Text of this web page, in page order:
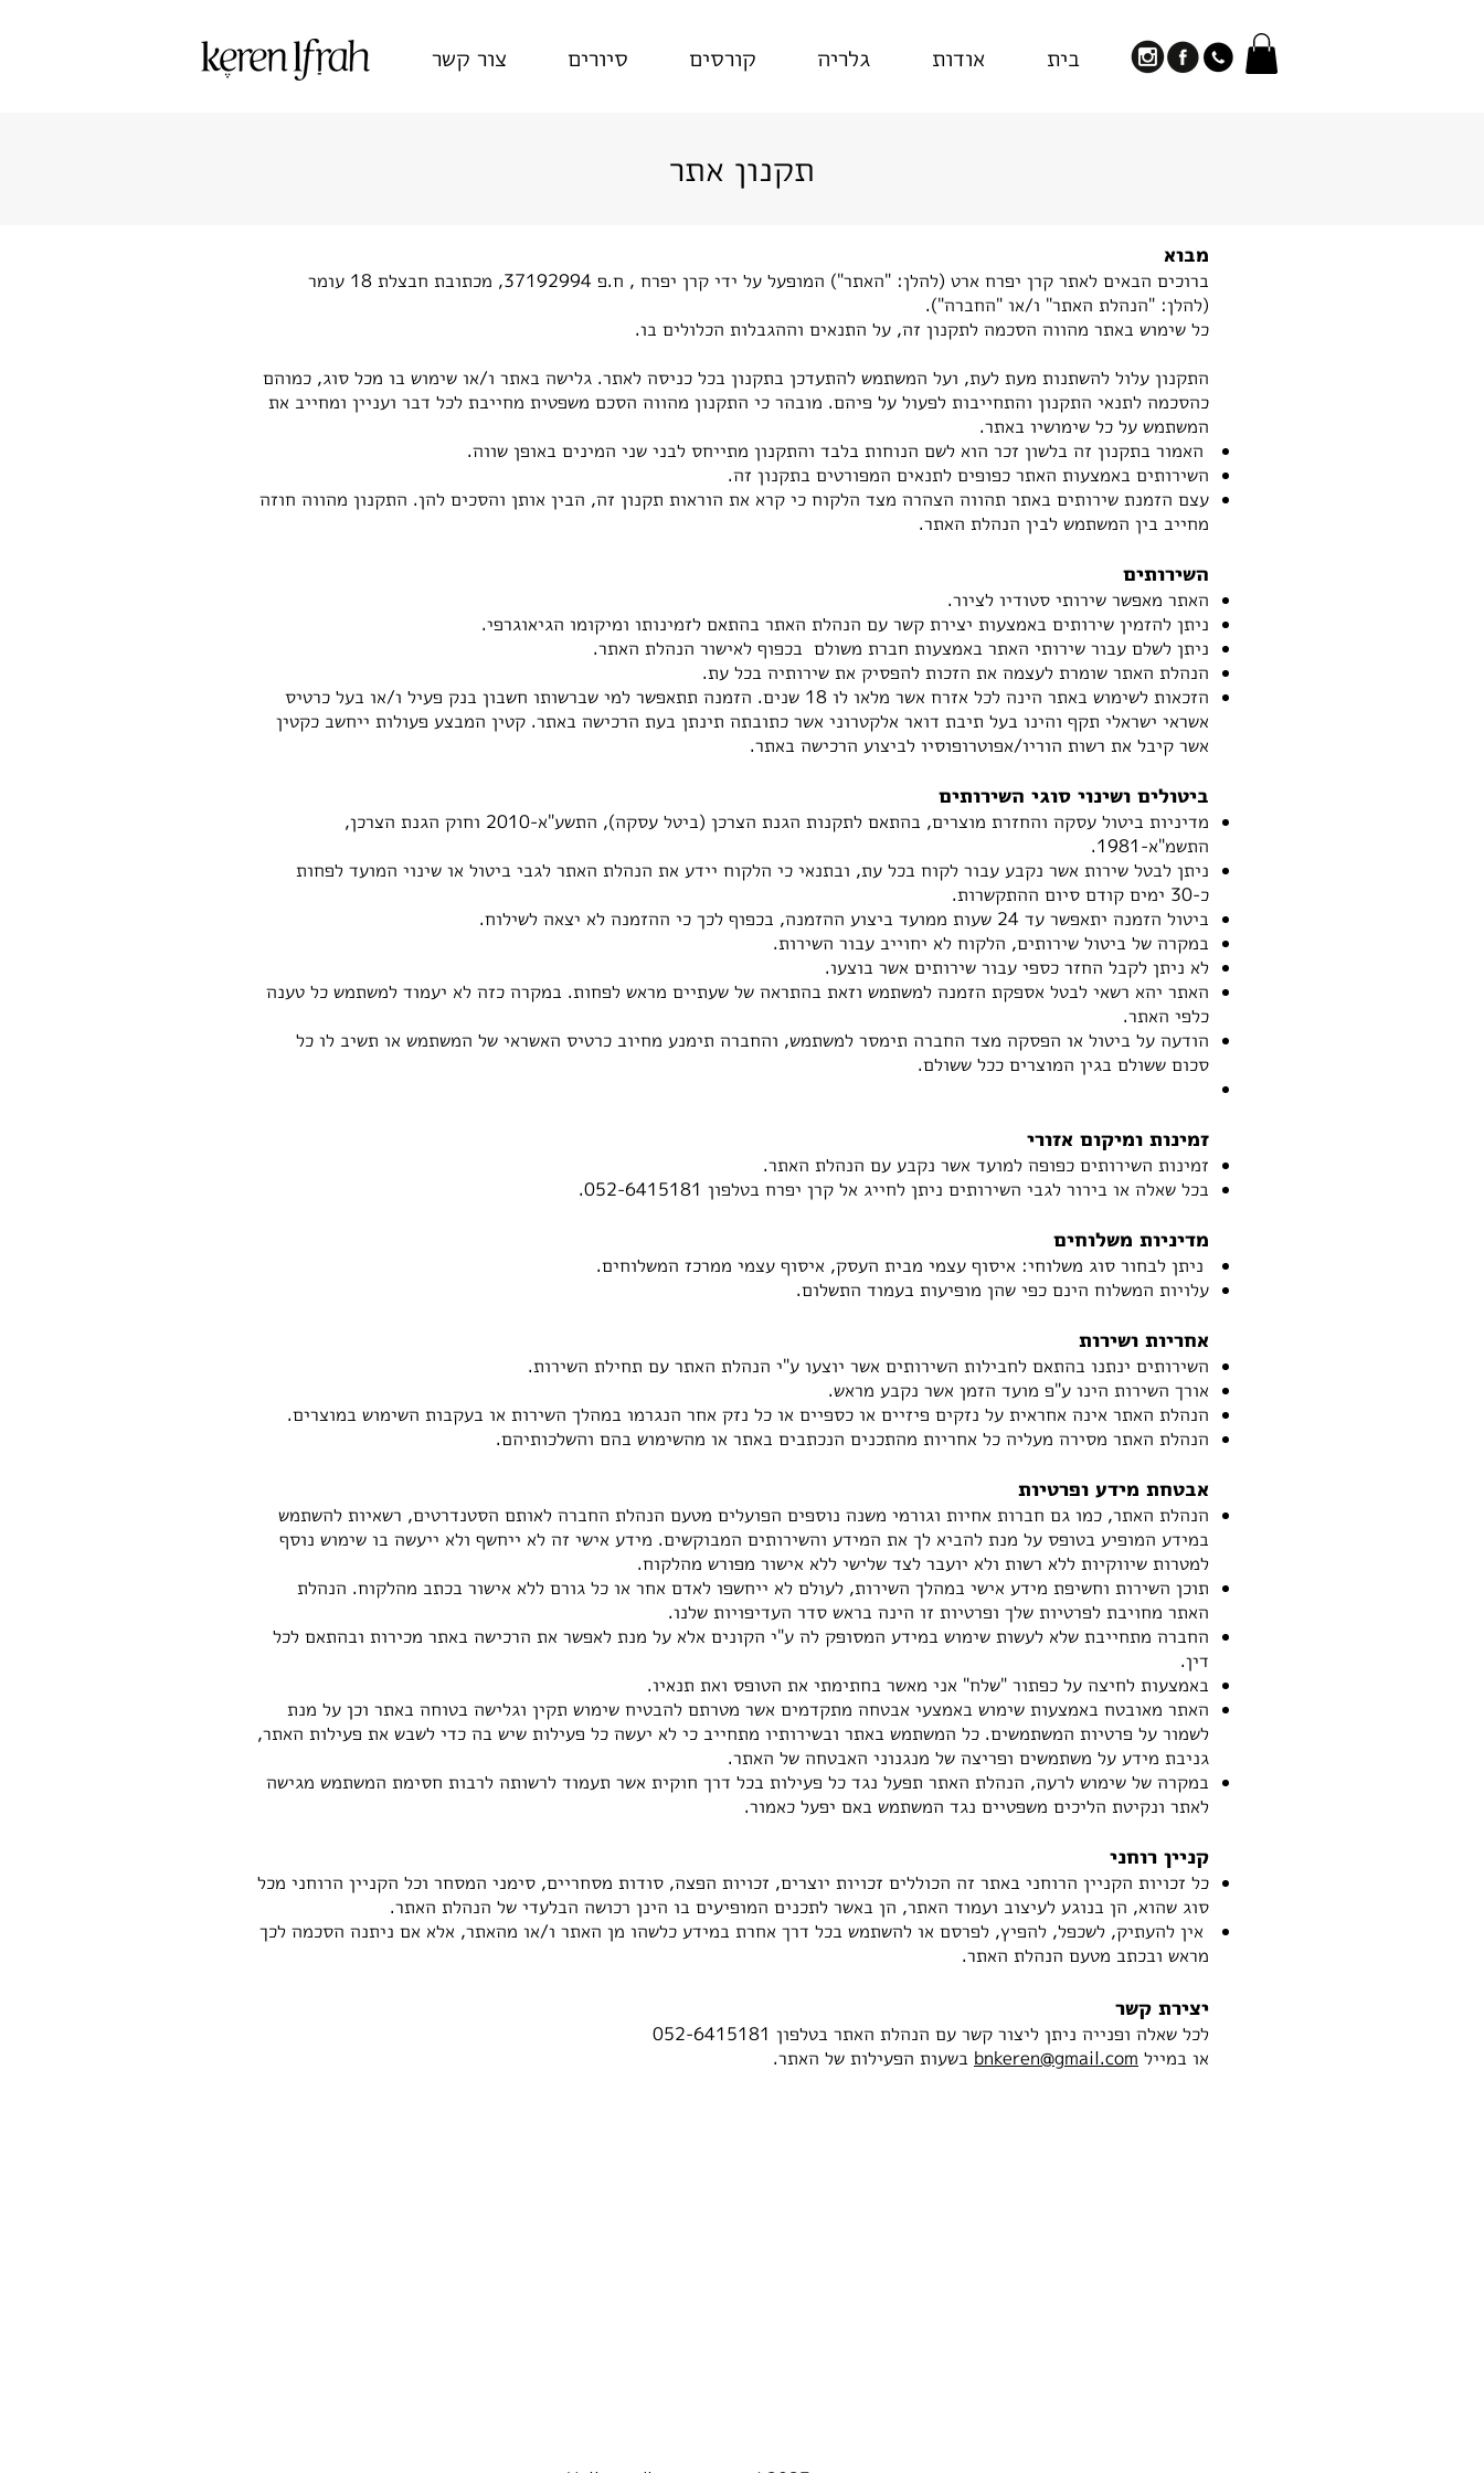
בית אודות גלריה קורסים סיורים צור קשר
תקנון אתר
מבוא
ברוכים הבאים
לאתר קרן יפרח ארט (להלן: "האתר") המופעל על ידי קרן יפרח , ח.פ 37192994, מכתובת חבצלת 18 עומר
(להלן: "הנהלת האתר" ו/או "החברה").
כל שימוש באתר מהווה הסכמה לתקנון זה, על התנאים וההגבלות הכלולים בו.
התקנון עלול להשתנות מעת לעת, ועל המשתמש להתעדכן בתקנון בכל כניסה לאתר. גלישה באתר ו/או שימוש בו מכל סוג, כמוהם
כהסכמה לתנאי התקנון והתחייבות לפעול על פיהם. מובהר כי התקנון מהווה הסכם משפטית מחייבת לכל דבר ועניין ומחייב את
המשתמש על כל שימושיו באתר.
האמור בתקנון זה בלשון זכר הוא לשם הנוחות בלבד והתקנון מתייחס לבני שני המינים באופן שווה.
השירותים באמצעות האתר כפופים לתנאים המפורטים בתקנון זה.
עצם הזמנת שירותים באתר תהווה הצהרה מצד הלקוח כי קרא את הוראות תקנון זה, הבין אותן והסכים להן. התקנון מהווה חוזה
מחייב בין המשתמש לבין הנהלת האתר.
השירותים
האתר מאפשר שירותי סטודיו לציור.
ניתן להזמין שירותים באמצעות יצירת קשר עם הנהלת האתר בהתאם לזמינותו ומיקומו הגיאוגרפי.
ניתן לשלם עבור שירותי האתר באמצעות חברת משולם בכפוף לאישור הנהלת האתר.
הנהלת האתר שומרת לעצמה את הזכות להפסיק את שירותיה בכל עת.
הזכאות לשימוש באתר הינה לכל אזרח אשר מלאו לו 18 שנים. הזמנה תתאפשר למי שברשותו חשבון בנק פעיל ו/או בעל כרטיס
אשראי ישראלי תקף והינו בעל תיבת דואר אלקטרוני אשר כתובתה תינתן בעת הרכישה באתר. קטין המבצע פעולות ייחשב כקטין
אשר קיבל את רשות הוריו/אפוטרופוסיו לביצוע הרכישה באתר.
ביטולים ושינוי סוגי השירותים
מדיניות ביטול עסקה והחזרת מוצרים, בהתאם לתקנות הגנת הצרכן (ביטל עסקה), התשע"א-2010 וחוק הגנת הצרכן,
התשמ"א-1981.
ניתן לבטל שירות אשר נקבע עבור לקוח בכל עת, ובתנאי כי הלקוח יידע את הנהלת האתר לגבי ביטול או שינוי המועד לפחות
כ-30 ימים קודם סיום ההתקשרות.
ביטול הזמנה יתאפשר עד 24 שעות ממועד ביצוע ההזמנה, בכפוף לכך כי ההזמנה לא יצאה לשילוח.
במקרה של ביטול שירותים, הלקוח לא יחוייב עבור השירות.
לא ניתן לקבל החזר כספי עבור שירותים אשר בוצעו.
האתר יהא רשאי לבטל אספקת הזמנה למשתמש וזאת בהתראה של שעתיים מראש לפחות. במקרה כזה לא יעמוד למשתמש כל טענה
כלפי האתר.
הודעה על ביטול או הפסקה מצד החברה תימסר למשתמש, והחברה תימנע מחיוב כרטיס האשראי של המשתמש או תשיב לו כל
סכום ששולם בגין המוצרים ככל ששולם.
זמינות ומיקום אזורי
זמינות השירותים כפופה למועד אשר נקבע עם הנהלת האתר.
בכל שאלה או בירור לגבי השירותים ניתן לחייג אל קרן יפרח בטלפון 052-6415181.
מדיניות משלוחים
ניתן לבחור סוג משלוחי: איסוף עצמי מבית העסק, איסוף עצמי ממרכז המשלוחים.
עלויות המשלוח הינם כפי שהן מופיעות בעמוד התשלום.
אחריות ושירות
השירותים ינתנו בהתאם לחבילות השירותים אשר יוצעו ע"י הנהלת האתר עם תחילת השירות.
אורך השירות הינו ע"פ מועד הזמן אשר נקבע מראש.
הנהלת האתר אינה אחראית על נזקים פיזיים או כספיים או כל נזק אחר הנגרמו במהלך השירות או בעקבות השימוש במוצרים.
הנהלת האתר מסירה מעליה כל אחריות מהתכנים הנכתבים באתר או מהשימוש בהם והשלכותיהם.
אבטחת מידע ופרטיות
הנהלת האתר, כמו גם חברות אחיות וגורמי משנה נוספים הפועלים מטעם הנהלת החברה לאותם הסטנדרטים, רשאיות להשתמש
במידע המופיע בטופס על מנת להביא לך את המידע והשירותים המבוקשים. מידע אישי זה לא ייחשף ולא ייעשה בו שימוש נוסף
למטרות שיווקיות ללא רשות ולא יועבר לצד שלישי ללא אישור מפורש מהלקוח.
תוכן השירות וחשיפת מידע אישי במהלך השירות, לעולם לא ייחשפו לאדם אחר או כל גורם ללא אישור בכתב מהלקוח. הנהלת
האתר מחויבת לפרטיות שלך ופרטיות זו הינה בראש סדר העדיפויות שלנו.
החברה מתחייבת שלא לעשות שימוש במידע המסופק לה ע"י הקונים אלא על מנת לאפשר את הרכישה באתר מכירות ובהתאם לכל
דין.
באמצעות לחיצה על כפתור "שלח" אני מאשר בחתימתי את הטופס ואת תנאיו.
האתר מאובטח באמצעות שימוש באמצעי אבטחה מתקדמים אשר מטרתם להבטיח שימוש תקין וגלישה בטוחה באתר וכן על מנת
לשמור על פרטיות המשתמשים. כל המשתמש באתר ובשירותיו מתחייב כי לא יעשה כל פעילות שיש בה כדי לשבש את פעילות האתר,
גניבת מידע על משתמשים ופריצה של מנגנוני האבטחה של האתר.
במקרה של שימוש לרעה, הנהלת האתר תפעל נגד כל פעילות בכל דרך חוקית אשר תעמוד לרשותה לרבות חסימת המשתמש מגישה
לאתר ונקיטת הליכים משפטיים נגד המשתמש באם יפעל כאמור.
קניין רוחני
כל זכויות הקניין הרוחני באתר זה הכוללים זכויות יוצרים, זכויות הפצה, סודות מסחריים, סימני המסחר וכל הקניין הרוחני מכל
סוג שהוא, הן בנוגע לעיצוב ועמוד האתר, הן באשר לתכנים המופיעים בו הינן רכושה הבלעדי של הנהלת האתר.
אין להעתיק, לשכפל, להפיץ, לפרסם או להשתמש בכל דרך אחרת במידע כלשהו מן האתר ו/או מהאתר, אלא אם ניתנה הסכמה לכך
מראש ובכתב מטעם הנהלת האתר.
יצירת קשר
לכל שאלה ופנייה ניתן ליצור קשר עם הנהלת האתר בטלפון 0 52-6415181
או במייל bnkeren@gmail.com בשעות הפעילות של האתר.